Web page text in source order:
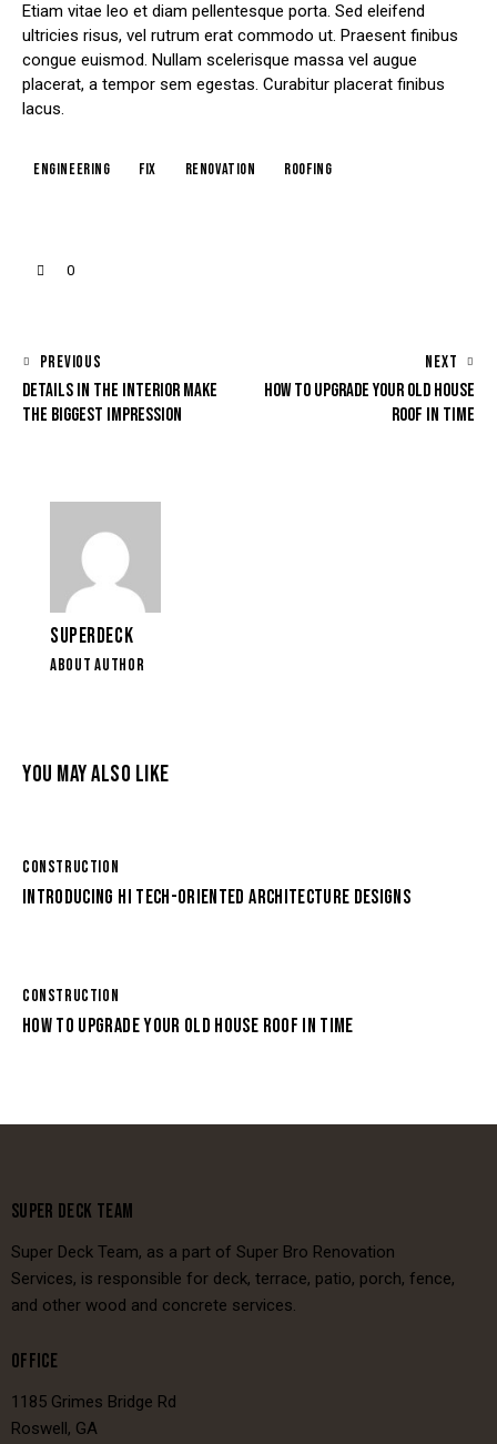
Etiam vitae leo et diam pellentesque porta. Sed eleifend
ultricies risus, vel rutrum erat commodo ut. Praesent finibus
congue euismod. Nullam scelerisque massa vel augue
placerat, a tempor sem egestas. Curabitur placerat finibus
lacus.
engineering fix renovation roofing
0
PREVIOUS
DETAILS IN THE INTERIOR MAKE
THE BIGGEST IMPRESSION
NEXT
HOW TO UPGRADE YOUR OLD HOUSE
ROOF IN TIME
SUPERDECK
ABOUT AUTHOR
YOU MAY ALSO LIKE
CONSTRUCTION
INTRODUCING HI TECH-ORIENTED ARCHITECTURE DESIGNS
CONSTRUCTION
HOW TO UPGRADE YOUR OLD HOUSE ROOF IN TIME
SUPER DECK TEAM
Super Deck Team, as a part of Super Bro Renovation
Services, is responsible for deck, terrace, patio, porch, fence,
and other wood and concrete services.
OFFICE
1185 Grimes Bridge Rd
Roswell, GA